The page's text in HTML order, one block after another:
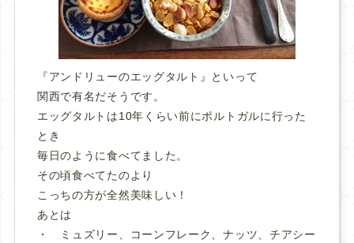
『アンドリューのエッグタルト』といって
関西で有名だそうです。
エッグタルトは10年くらい前にポルトガルに行った
とき
毎日のように食べてました。
その頃食べてたのより
こっちの方が全然美味しい！
あとは
・ ミュズリー、コーンフレーク、ナッツ、チアシー